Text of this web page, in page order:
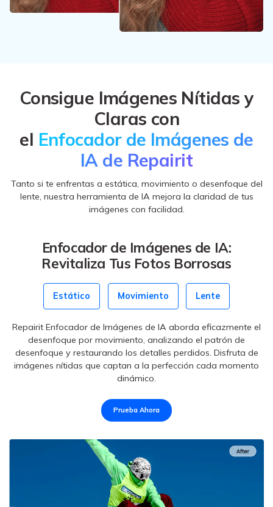
Consigue Imágenes Nítidas y
Claras con
el Enfocador de Imágenes de
IA de Repairit
Tanto si te enfrentas a estática, movimiento o desenfoque del
lente, nuestra herramienta de IA mejora la claridad de tus
imágenes con facilidad.
Enfocador de Imágenes de IA:
Revitaliza Tus Fotos Borrosas
Estático Movimiento Lente
El desenfoque del lente puede oscurecer elementos cruciales
en tus fotos, pero este Enfocador de Imagen de IA lo corrige
sin comprometer la calidad. Disfruta de imágenes nítidas y
claras que conservan su atractivo estético original.
Prueba Ahora